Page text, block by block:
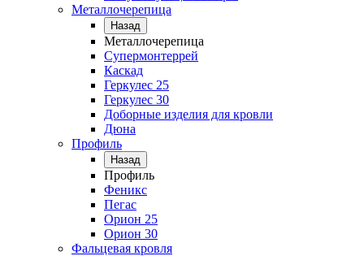
Металлочерепица
Назад
Металлочерепица
Супермонтеррей
Каскад
Геркулес 25
Геркулес 30
Доборные изделия для кровли
Дюна
Профиль
Назад
Профиль
Феникс
Пегас
Орион 25
Орион 30
Фальцевая кровля